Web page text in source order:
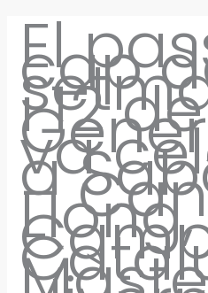
El
cap
i 12 de
va
a
– Can